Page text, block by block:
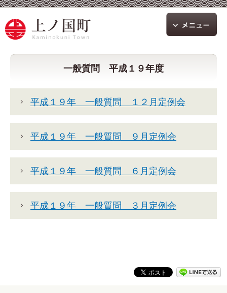
一般質問 平成１９年度
平成１９年 一般質問 １２月定例会
平成１９年 一般質問 ９月定例会
平成１９年 一般質問 ６月定例会
平成１９年 一般質問 ３月定例会